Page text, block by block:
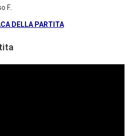
F..
DELLA PARTITA